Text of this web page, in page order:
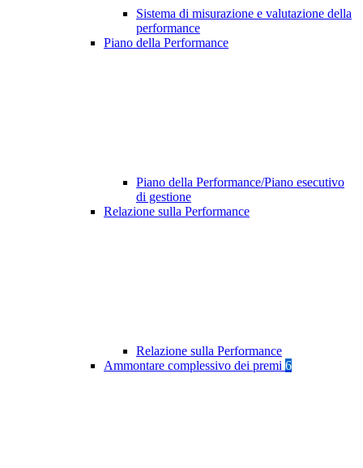
Sistema di misurazione e valutazione della
performance
Piano della Performance
Piano della Performance/Piano esecutivo
di gestione
Relazione sulla Performance
Relazione sulla Performance
Ammontare complessivo dei premi 6